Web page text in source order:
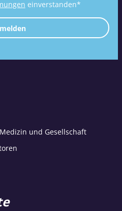
einverstanden*
und Gesellschaft